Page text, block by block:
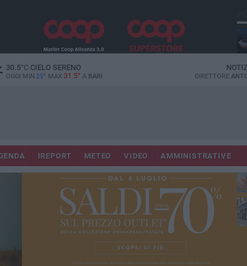
30.5°CCIELO SERENO
OGGI MIN 25° MAX 31.5° A BARI DIRETTORE
IREPORT METEO VIDEO AMMINISTRATIVE